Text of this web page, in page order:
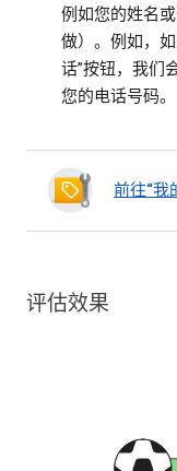
例如您的姓名
做）。例如，
话”按钮，我们
您的电话号码。
前往“我
评估效果